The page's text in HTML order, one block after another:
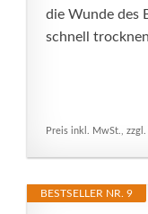
die Wunde des
schnell
Preis inkl. MwSt., zzgl.
BESTSELLER NR. 9